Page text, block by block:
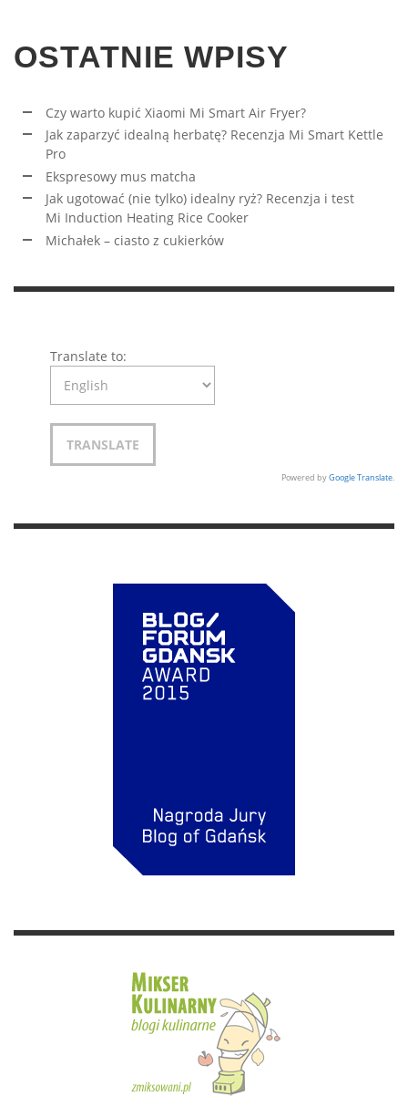
OSTATNIE WPISY
Czy warto kupić Xiaomi Mi Smart Air Fryer?
Jak zaparzyć idealną herbatę? Recenzja Mi Smart Kettle
Pro
Ekspresowy mus matcha
Jak ugotować (nie tylko) idealny ryż? Recenzja i test
Mi Induction Heating Rice Cooker
Michałek – ciasto z cukierków
Translate to:
Powered byGoogle Translate.